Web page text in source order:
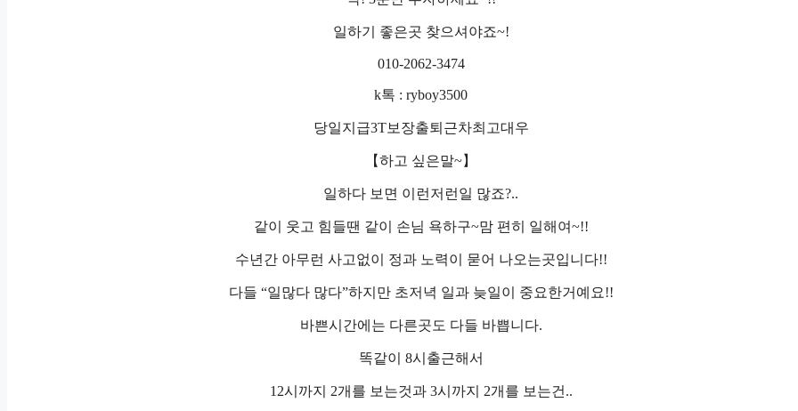
일하기 좋은곳 찾으셔야죠~!
010-2062-3474
k톡 : ryboy3500
당일지급3T보장출퇴근차최고대우
【하고 싶은말~】
일하다 보면 이런저런일 많죠?..
같이 웃고 힘들땐 같이 손님 욕하구~맘 편히 일해여~!!
수년간 아무런 사고없이 정과 노력이 묻어 나오는곳입니다!!
다들 “일많다 많다”하지만 초저녁 일과 늦일이 중요한거예요!!
바쁜시간에는 다른곳도 다들 바쁩니다.
똑같이 8시출근해서
12시까지 2개를 보는것과 3시까지 2개를 보는건..